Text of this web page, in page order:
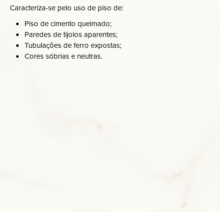
Caracteriza-se pelo uso de piso de:
Piso de cimento queimado;
Paredes de tijolos aparentes;
Tubulações de ferro expostas;
Cores sóbrias e neutras.